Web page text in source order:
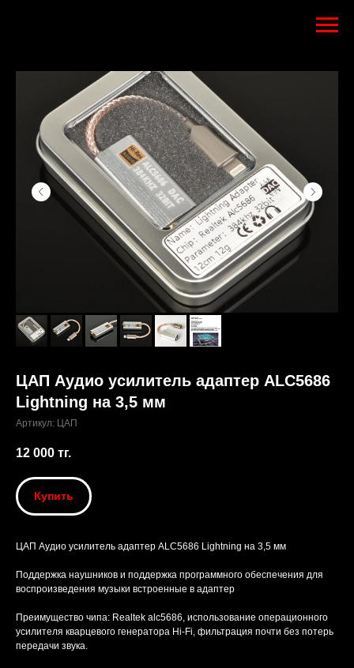
ЦАП Аудио усилитель адаптер ALC5686
Lightning на 3,5 мм
Артикул: ЦАП
12 000 тг.
Купить
ЦАП Аудио усилитель адаптер ALC5686 Lightning на 3,5 мм
Поддержка наушников и поддержка программного обеспечения для
воспроизведения музыки встроенные в адаптер
Преимущество чипа: Realtek alc5686, использование операционного
усилителя кварцевого генератора Hi-Fi, фильтрация почти без потерь
передачи звука.